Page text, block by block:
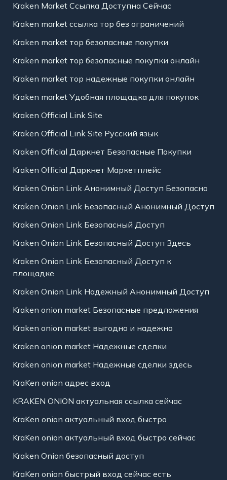
Kraken Market Ссылка Доступна Сейчас
Kraken market ссылка тор без ограничений
Kraken market тор безопасные покупки
Kraken market тор безопасные покупки онлайн
Kraken market тор надежные покупки онлайн
Kraken market Удобная площадка для покупок
Kraken Official Link Site
Kraken Official Link Site Русский язык
Kraken Official Даркнет Безопасные Покупки
Kraken Official Даркнет Маркетплейс
Kraken Onion Link Анонимный Доступ Безопасно
Kraken Onion Link Безопасный Анонимный Доступ
Kraken Onion Link Безопасный Доступ
Kraken Onion Link Безопасный Доступ Здесь
Kraken Onion Link Безопасный Доступ к
площадке
Kraken Onion Link Надежный Анонимный Доступ
Kraken onion market Безопасные предложения
Kraken onion market выгодно и надежно
Kraken onion market Надежные сделки
Kraken onion market Надежные сделки здесь
KraKen onion адрес вход
KRAKEN ONION актуальная ссылка сейчас
KraKen onion актуальный вход быстро
KraKen onion актуальный вход быстро сейчас
Kraken Onion безопасный доступ
KraKen onion быстрый вход сейчас есть